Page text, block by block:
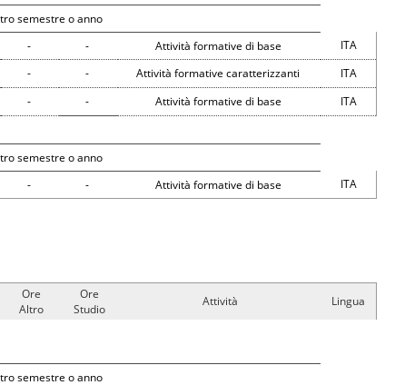
semestre o anno
- - Attività formative di base ITA
- - Attività formative caratterizzanti ITA
- - Attività formative di base ITA
semestre o anno
- - Attività formative di base ITA
Ore
Altro
Ore
Studio
Attività Lingua
semestre o anno